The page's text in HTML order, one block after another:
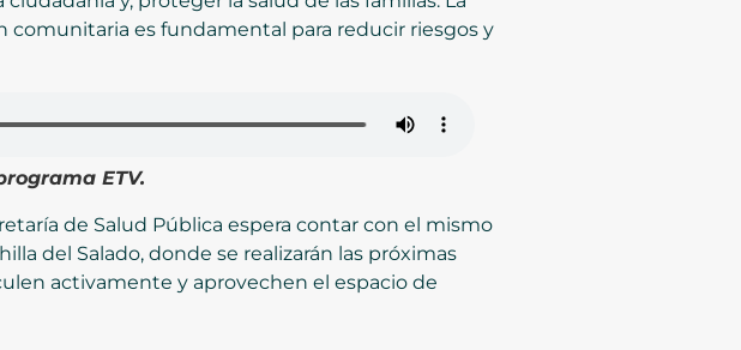
comunitaria es fundamental para reducir riesgos y
ETV.
de Salud Pública espera contar con el mismo
del Salado, donde se realizarán las próximas
activamente y aprovechen el espacio de